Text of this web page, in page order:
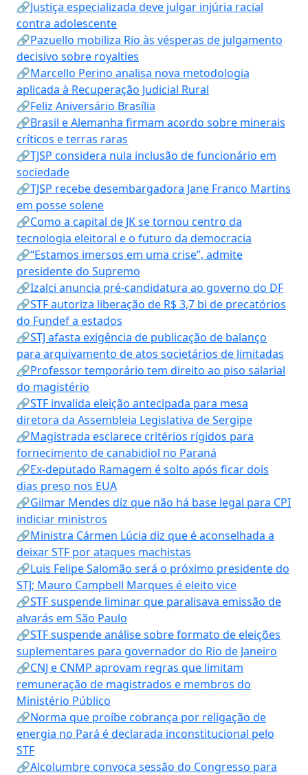
🔗Justiça especializada deve julgar injúria racial
contra adolescente
🔗Pazuello mobiliza Rio às vésperas de julgamento
decisivo sobre royalties
🔗Marcello Perino analisa nova metodologia
aplicada à Recuperação Judicial Rural
🔗Feliz Aniversário Brasília
🔗Brasil e Alemanha firmam acordo sobre minerais
críticos e terras raras
🔗TJSP considera nula inclusão de funcionário em
sociedade
🔗TJSP recebe desembargadora Jane Franco Martins
em posse solene
🔗Como a capital de JK se tornou centro da
tecnologia eleitoral e o futuro da democracia
🔗“Estamos imersos em uma crise”, admite
presidente do Supremo
🔗Izalci anuncia pré-candidatura ao governo do DF
🔗STF autoriza liberação de R$ 3,7 bi de precatórios
do Fundef a estados
🔗STJ afasta exigência de publicação de balanço
para arquivamento de atos societários de limitadas
🔗Professor temporário tem direito ao piso salarial
do magistério
🔗STF invalida eleição antecipada para mesa
diretora da Assembleia Legislativa de Sergipe
🔗Magistrada esclarece critérios rígidos para
fornecimento de canabidiol no Paraná
🔗Ex-deputado Ramagem é solto após ficar dois
dias preso nos EUA
🔗Gilmar Mendes diz que não há base legal para CPI
indiciar ministros
🔗Ministra Cármen Lúcia diz que é aconselhada a
deixar STF por ataques machistas
🔗Luis Felipe Salomão será o próximo presidente do
STJ; Mauro Campbell Marques é eleito vice
🔗STF suspende liminar que paralisava emissão de
alvarás em São Paulo
🔗STF suspende análise sobre formato de eleições
suplementares para governador do Rio de Janeiro
🔗CNJ e CNMP aprovam regras que limitam
remuneração de magistrados e membros do
Ministério Público
🔗Norma que proíbe cobrança por religação de
energia no Pará é declarada inconstitucional pelo
STF
🔗Alcolumbre convoca sessão do Congresso para